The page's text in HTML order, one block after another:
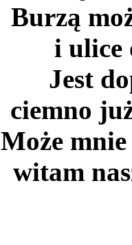
Burzą
i ulice
Jest
ciemno
Może
witam